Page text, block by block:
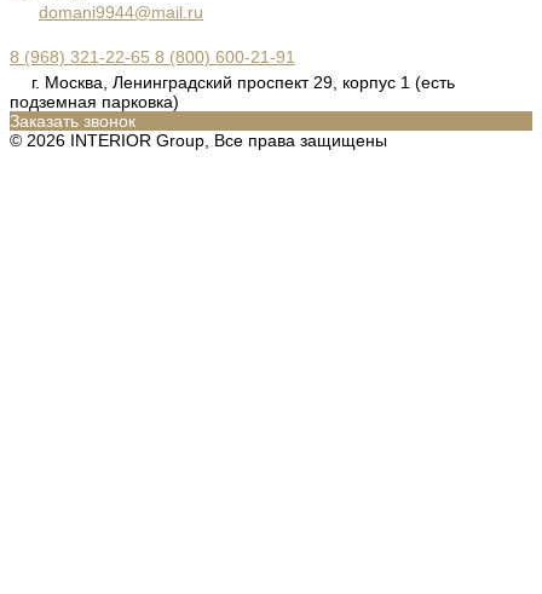
domani9944@mail.ru
8 (968) 321-22-65 8 (800) 600-21-91
г. Москва, Ленинградский проспект 29, корпус 1 (есть
подземная парковка)
Заказать звонок
© 2026 INTERIOR Group, Все права защищены